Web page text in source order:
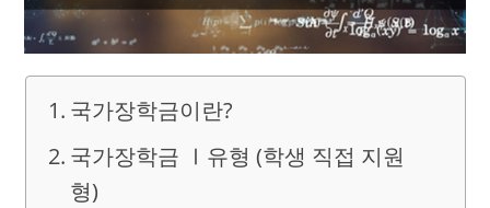
국가장학금이란?
국가장학금 Ⅰ유형 (학생 직접 지원
형)